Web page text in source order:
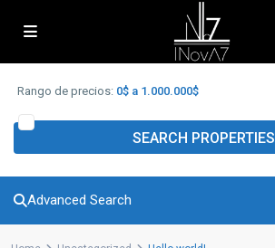
Rango de precios: 0$ a 1.000.000$
SEARCH PROPERTIES
Advanced Search